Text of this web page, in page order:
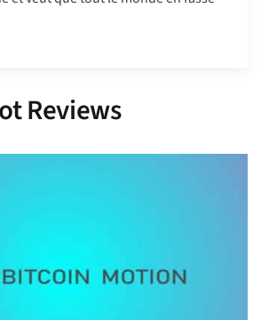
Reviews